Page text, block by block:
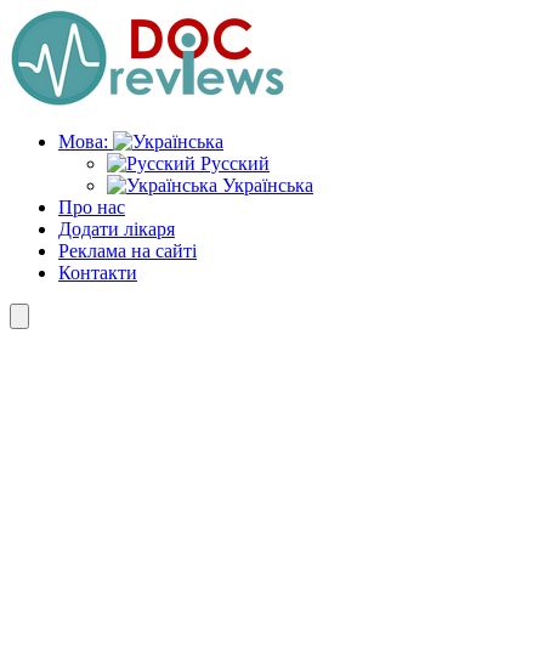
Skip
to
the
content
Мова:
Русский
Українська
Про нас
Додати лікаря
Реклама на сайті
Контакти